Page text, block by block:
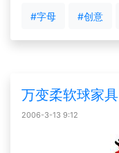
#字母 #创意
万变柔软球家具
2006-3-13 9:12